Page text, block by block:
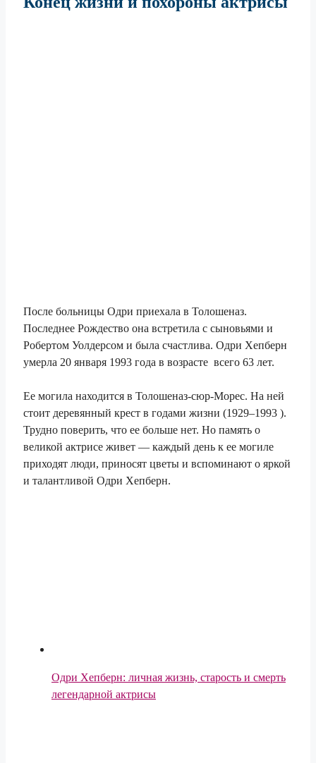
После больницы Одри приехала в Толошеназ.
Последнее Рождество она встретила с сыновьями и
Робертом Уолдерсом и была счастлива. Одри Хепберн
умерла 20 января 1993 года в возрасте всего 63 лет.
Ее могила находится в Толошеназ-сюр-Морес. На ней
стоит деревянный крест в годами жизни (1929–1993 ).
Трудно поверить, что ее больше нет. Но память о
великой актрисе живет — каждый день к ее могиле
приходят люди, приносят цветы и вспоминают о яркой
и талантливой Одри Хепберн.
Одри Хепберн: личная жизнь, старость и смерть
легендарной актрисы